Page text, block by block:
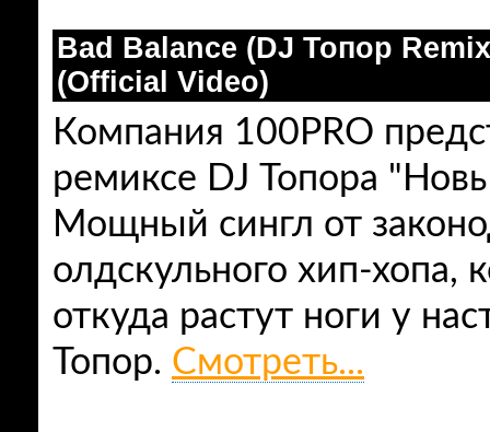
Bad Balance (DJ Топор
(Official Video)
Компания 100PRO
ремиксе DJ Топора
Мощный сингл от
олдскульного хип-хопа,
откуда растут ноги у
Топор. Смотреть...